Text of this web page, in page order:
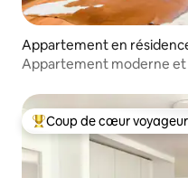
Appartement en
Appartement moderne et
Coups de cœur voyageurs
Coup de cœur